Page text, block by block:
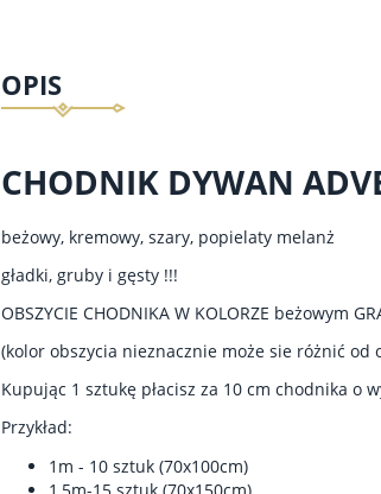
OPIS
CHODNIK DYWAN
beżowy, kremowy, szary, popielaty melanż
gładki, gruby i gęsty !!!
OBSZYCIE CHODNIKA W KOLORZE beżowym
(kolor obszycia nieznacznie może sie różnić od
Kupując 1 sztukę płacisz za 10 cm chodnika o
Przykład:
1m - 10 sztuk (70x100cm)